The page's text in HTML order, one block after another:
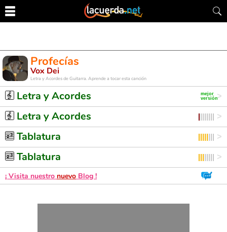
Profecías
Vox Dei
Letra y Acordes de Guitarra. Aprende a tocar esta canción
Letra y Acordes
Letra y Acordes
Tablatura
Tablatura
¡ Visita nuestro nuevo Blog !